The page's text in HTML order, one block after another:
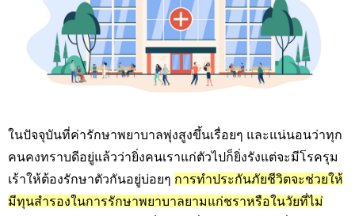
ในปัจจุบันที่ค่ารักษาพยาบาลพุ่งสูงขึ้นเรื่อยๆ และแน่นอนว่าทุก
คนคงทราบดีอยู่แล้วว่ายิ่งคนเราแก่ตัวไปก็ยิ่งรังแต่จะมีโรครุม
เร้าให้ต้องรักษาตัวกันอยู่บ่อยๆ การทำประกันภัยชีวิตจะช่วยให้
มีทุนสำรองในการรักษาพยาบาลยามแก่ชราหรือในวัยที่ไม่